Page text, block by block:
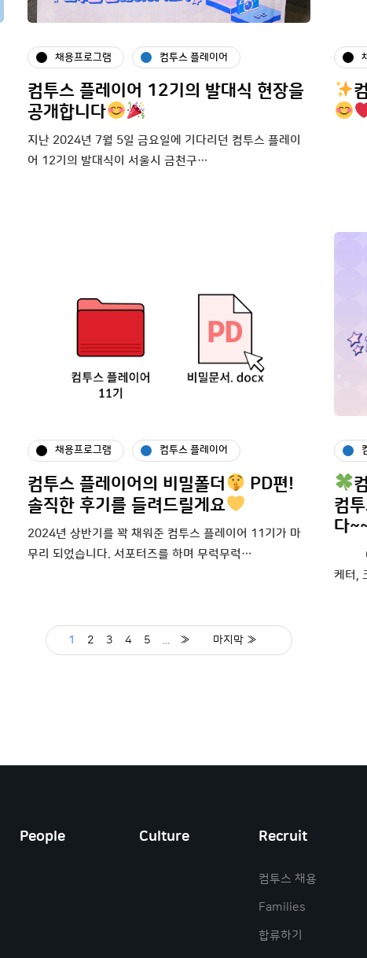
채용프로그램 컴투스 플레이어
컴투스 플레이어 12기의 발대식 현장을
공개합니다
지난 2024년 7월 5일 금요일에 기다리던 컴투스 플레이
어 12기의 발대식이 서울시 금천구…
채용프로그램 컴투스 플레이어
컴투스 플레이어의 비밀폴더
PD편!
솔직한 후기를 들려드릴게요
2024년 상반기를 꽉 채워준 컴투스 플레이어 11기가 마
무리 되었습니다. 서포터즈를 하며 무럭무럭…
컴
다
6개
케터,
1 2 3 4 5 ... » 마지막 »
People Culture Recruit
컴투스 채용
Families
합류하기